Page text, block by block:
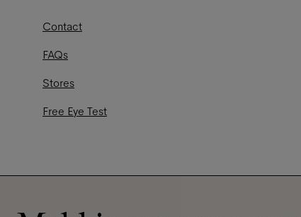
Contact
FAQs
Stores
Free Eye Test